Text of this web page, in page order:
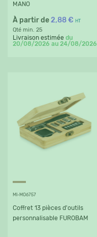
MANO
À partir de2,88 € HT
Qté min. 25
Livraison estimée du
20/08/2026 au 24/08/2026
MI-MO6757
Coffret 13 pièces d'outils
personnalisable FUROBAM